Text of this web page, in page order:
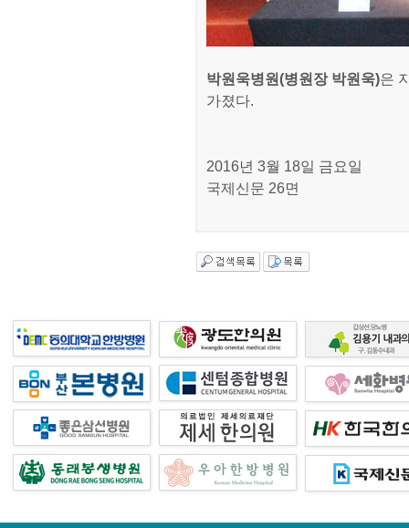
박원욱병원(병원장 박원욱)은
가졌다.
2016년 3월 18일 금요일
국제신문 26면